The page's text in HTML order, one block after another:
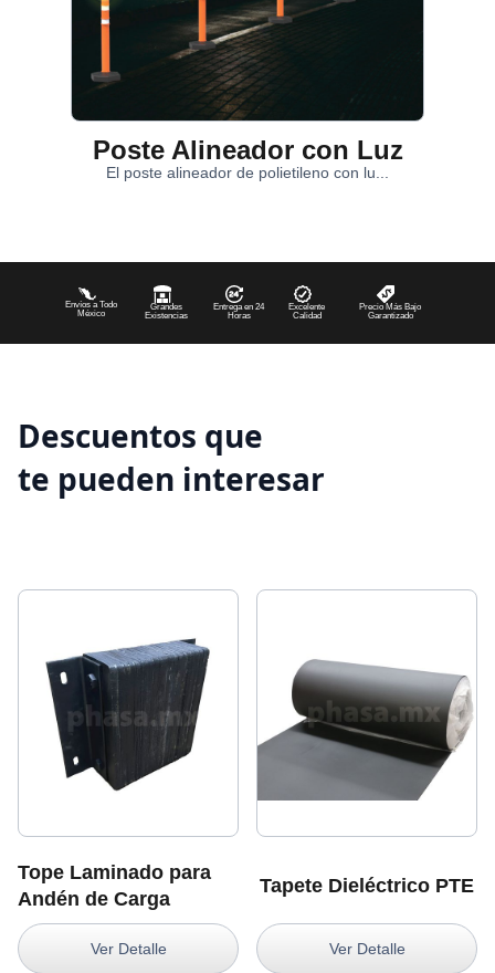
Poste Alineador con Luz
El poste alineador de polietileno con lu...
Envíos a Todo
México
Grandes
Existencias
Entrega en 24
Horas
Excelente
Calidad
Precio Más Bajo
Garantizado
Descuentos que
te pueden interesar
Tope Laminado para
Andén de Carga
Ver Detalle
Tapete Dieléctrico PTE
Ver Detalle